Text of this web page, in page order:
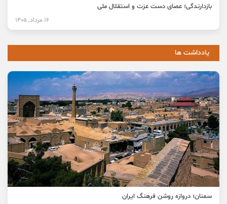
بازدارندگی؛ عصای دست عزت و استقلال ملی
16 مرداد, 1405
یادداشت ها
سمنان؛ دروازه روشن فرهنگ ایران